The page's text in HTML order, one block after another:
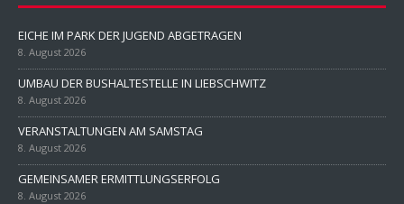
EICHE IM PARK DER JUGEND ABGETRAGEN
8. August 2026
UMBAU DER BUSHALTESTELLE IN LIEBSCHWITZ
8. August 2026
VERANSTALTUNGEN AM SAMSTAG
8. August 2026
GEMEINSAMER ERMITTLUNGSERFOLG
8. August 2026